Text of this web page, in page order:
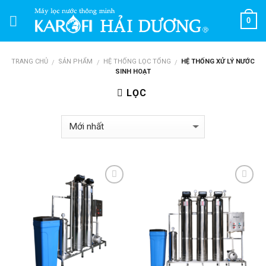
0
TRANG CHỦ / SẢN PHẨM / HỆ THỐNG LỌC TỔNG /
HỆ THỐNG XỬ LÝ NƯỚC
SINH HOẠT
LỌC
Wishlist
Wishlist